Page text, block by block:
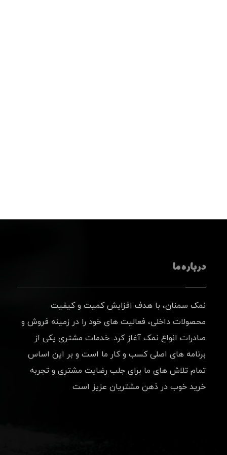
درباره ما
نمک سمنان، با هدف افزایش کمیت و کیفیت
محصولات داخلی، فعالیت های خود را در زمینه فروش و
صادرات انواع نمک آغاز کرد. خدمات مشتری یکی از
برنامه های اصلی کسب و کار ما است و بر این اساس
تمام تلاش های ما برای جلب رضایت مشتری و تجربه
خرید خوب در ذهن مشتریان عزیز است